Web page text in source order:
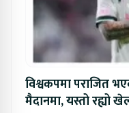
विश्वकपमा पराजित
मैदानमा, यस्तो रह्यो